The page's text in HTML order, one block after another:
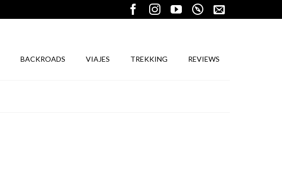
BACKROADS VIAJES TREKKING REVIEWS